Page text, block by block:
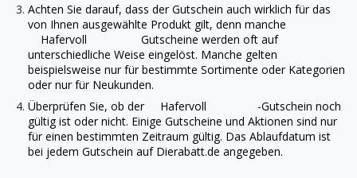
Achten Sie darauf, dass der Gutschein auch wirklich für das
von Ihnen ausgewählte Produkt gilt, denn manche
Hafervoll Gutscheine werden oft auf
unterschiedliche Weise eingelöst. Manche gelten
beispielsweise nur für bestimmte Sortimente oder Kategorien
oder nur für Neukunden.
Überprüfen Sie, ob der
Hafervoll -Gutschein noch
gültig ist oder nicht. Einige Gutscheine und Aktionen sind nur
für einen bestimmten Zeitraum gültig. Das Ablaufdatum ist
bei jedem Gutschein auf Dierabatt.de angegeben.